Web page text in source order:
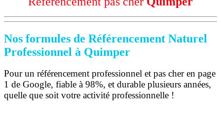
Nos formules de Référencement Naturel
Professionnel à Quimper
Pour un référencement professionnel et pas cher en page
1 de Google, fiable à 98%, et durable plusieurs années,
quelle que soit votre activité professionnelle !